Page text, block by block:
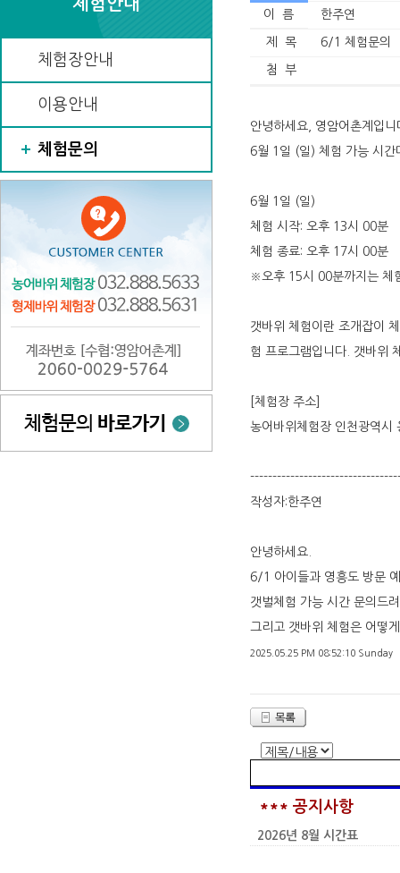
체험안내
체험장안내
이용안내
체험문의
이 름 한주연
제 목 6/1 체험문의
첨 부
안녕하세요, 영암어촌계입니
6월 1일 (일) 체험 가능 시간
6월 1일 (일)
체험 시작: 오후 13시 00분
체험 종료: 오후 17시 00분
※오후 15시 00분까지는 체
갯바위 체험이란 조개잡이
험 프로그램입니다. 갯바위
[체험장 주소]
농어바위체험장 인천광역
작성자:한주연
안녕하세요.
6/1 아이들과 영흥도 방문
갯벌체험 가능 시간 문의드
그리고 갯바위 체험은 어떻
2025.05.25 PM 08:52:10 Sunday
*** 공지사항
2026년 8월 시간표